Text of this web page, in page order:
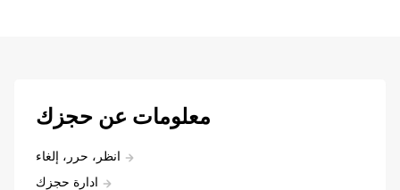
معلومات عن حجزك
انظر، حرر، إلغاء
ادارة حجزك